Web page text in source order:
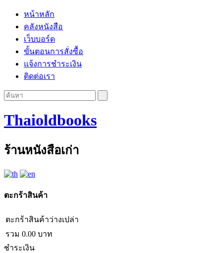
หน้าหลัก
คลังหนังสือ
เว็บบอร์ด
ขั้นตอนการสั่งซื้อ
แจ้งการชำระเงิน
ติดต่อเรา
Thaioldbooks
ร้านหนังสือเก่า
ตะกร้าสินค้า
ตะกร้าสินค้าว่างเปล่า
รวม 0.00 บาท
ชำระเงิน